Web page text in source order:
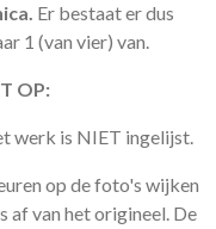
Er bestaat er dus
1 (van vier) van.
OP:
werk is NIET ingelijst.
op de foto's wijken
af van het origineel. De